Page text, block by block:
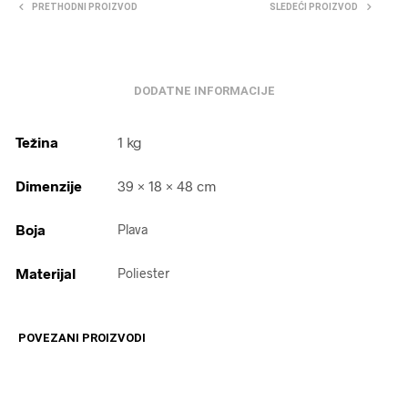
PRETHODNI PROIZVOD SLEDEĆI PROIZVOD
DODATNE INFORMACIJE
Težina 1 kg
Dimenzije 39 × 18 × 48 cm
Boja Plava
Materijal Poliester
POVEZANI PROIZVODI